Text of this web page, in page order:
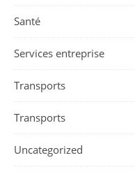
Santé
Services entreprise
Transports
Transports
Uncategorized